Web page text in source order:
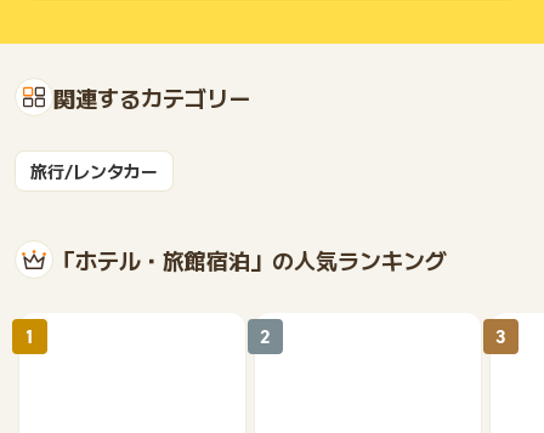
関連するカテゴリー
旅行/レンタカー
「ホテル・旅館宿泊」の人気ランキング
1 2 3